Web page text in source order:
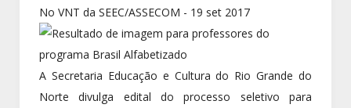
No VNT da SEEC/ASSECOM - 19 set 2017
A Secretaria Educação e Cultura do Rio Grande do
Norte divulga edital do processo seletivo para